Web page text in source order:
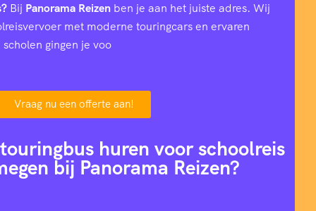
Bij Panorama Reizen ben je aan het juiste adres. Wij
met moderne touringcars en ervaren
gingen je voo
Vraag nu een offerte aan!
huren voor schoolreis
bij Panorama Reizen?